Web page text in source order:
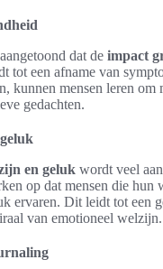
dat de impact
tot een afname van
kunnen mensen leren
gedachten.
en geluk wordt veel
op dat mensen die hun
ervaren. Dit leidt tot een
van emotioneel welzijn.